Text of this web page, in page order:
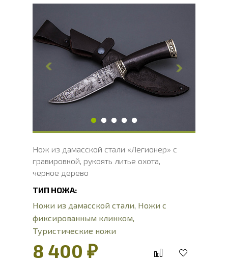
Общая длина, мм
Длина клинка, мм
Ширина клинка, мм
Толщина обуха, мм
Ширина рукояти, мм
30
Длина рукояти, мм
121
Толщина рукояти, мм
22
Твердость клинка, HRC
Нож из дамасской стали «Легионер» с
гравировкой, рукоять литье охота,
черное дерево
ТИП НОЖА:
Ножи из дамасской стали, Ножи с
фиксированным клинком,
Туристические ножи
8 400 ₽